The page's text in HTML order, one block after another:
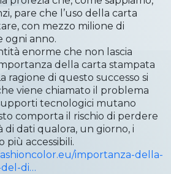
pare che l’uso della carta
con mezzo milione di
anno.
enorme che non lascia
della carta stampata
ragione di questo successo si
viene chiamato il problema
tecnologici mutano
comporta il rischio di perdere
dati qualora, un giorno, i
più accessibili.
importanza-della-
di…